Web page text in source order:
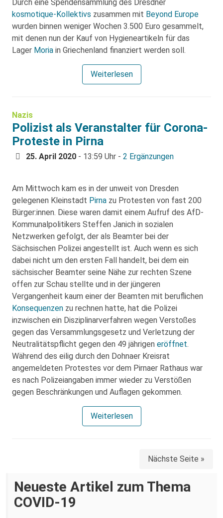
Durch eine Spendensammlung des Dresdner
kosmotique-Kollektivs zusammen mit Beyond Europe
wurden binnen weniger Wochen 3.500 Euro gesammelt,
mit denen nun der Kauf von Hygieneartikeln für das
Lager Moria in Griechenland finanziert werden soll.
Weiterlesen
Nazis
Polizist als Veranstalter für Corona-
Proteste in Pirna
25. April 2020 - 13:59 Uhr - 2 Ergänzungen
Am Mittwoch kam es in der unweit von Dresden
gelegenen Kleinstadt Pirna zu Protesten von fast 200
Bürger:innen. Diese waren damit einem Aufruf des AfD-
Kommunalpolitikers Steffen Janich in sozialen
Netzwerken gefolgt, der als Beamter bei der
Sächsischen Polizei angestellt ist. Auch wenn es sich
dabei nicht um den ersten Fall handelt, bei dem ein
sächsischer Beamter seine Nähe zur rechten Szene
offen zur Schau stellte und in der jüngeren
Vergangenheit kaum einer der Beamten mit beruflichen
Konsequenzen zu rechnen hatte, hat die Polizei
inzwischen ein Disziplinarverfahren wegen Verstoßes
gegen das Versammlungsgesetz und Verletzung der
Neutralitätspflicht gegen den 49 jährigen eröffnet.
Während des eilig durch den Dohnaer Kreisrat
angemeldeten Protestes vor dem Pirnaer Rathaus war
es nach Polizeiangaben immer wieder zu Verstößen
gegen Beschränkungen und Auflagen gekommen.
Weiterlesen
Nächste Seite »
Neueste Artikel zum Thema
COVID-19